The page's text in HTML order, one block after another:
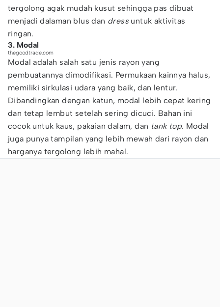
tergolong agak mudah kusut sehingga pas dibuat
menjadi dalaman blus dan dressuntuk aktivitas
ringan.
3. Modal
thegoodtrade.com
Modal adalah salah satu jenis rayon yang
pembuatannya dimodifikasi. Permukaan kainnya halus,
memiliki sirkulasi udara yang baik, dan lentur.
Dibandingkan dengan katun, modal lebih cepat kering
dan tetap lembut setelah sering dicuci. Bahan ini
cocok untuk kaus, pakaian dalam, dan tank top. Modal
juga punya tampilan yang lebih mewah dari rayon dan
harganya tergolong lebih mahal.